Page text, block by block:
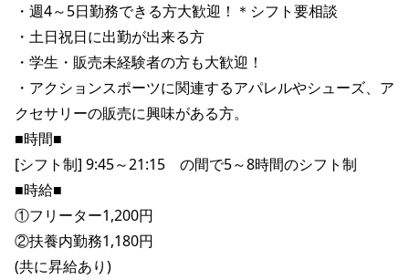
・週4～5日勤務できる方大歓迎！＊シフト要相談
・土日祝日に出勤が出来る方
・学生・販売未経験者の方も大歓迎！
・アクションスポーツに関連するアパレルやシューズ、ア
クセサリーの販売に興味がある方。
■時間■
[シフト制] 9:45～21:15　の間で5～8時間のシフト制
■時給■
①フリーター1,200円
②扶養内勤務1,180円
(共に昇給あり)